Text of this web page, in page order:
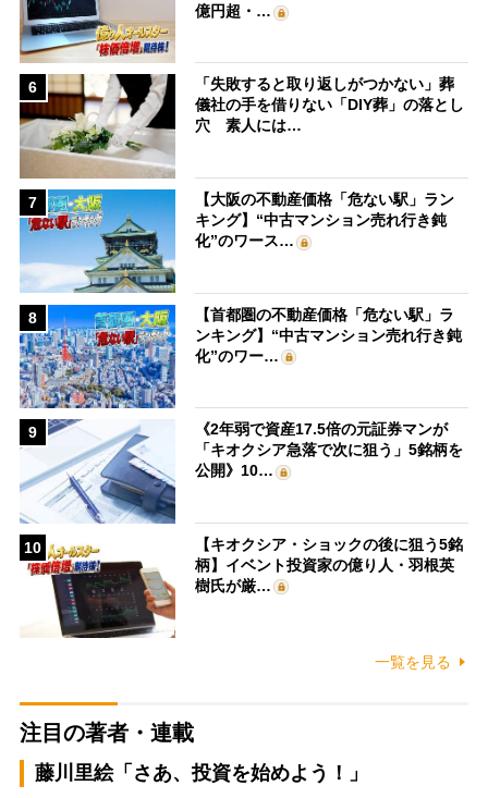
億円超・…
6
「失敗すると取り返しがつかない」葬
儀社の手を借りない「DIY葬」の落とし
穴 素人には…
7
【大阪の不動産価格「危ない駅」ラン
キング】“中古マンション売れ行き鈍
化”のワース…
8
【首都圏の不動産価格「危ない駅」ラ
ンキング】“中古マンション売れ行き鈍
化”のワー…
9
《2年弱で資産17.5倍の元証券マンが
「キオクシア急落で次に狙う」5銘柄を
公開》10…
10
【キオクシア・ショックの後に狙う5銘
柄】イベント投資家の億り人・羽根英
樹氏が厳…
一覧を見る
注目の著者・連載
藤川里絵「さあ、投資を始めよう！」